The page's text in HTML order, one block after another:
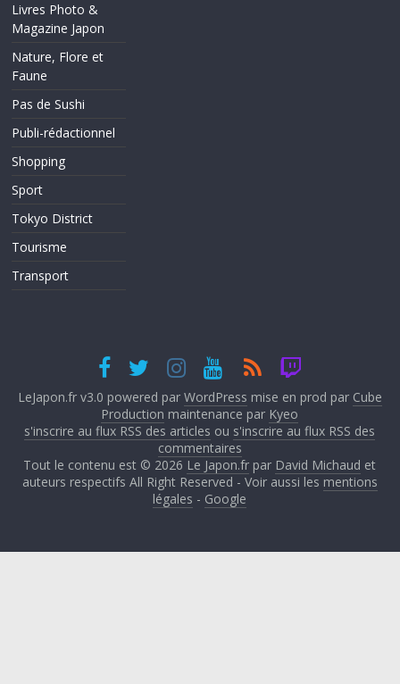
Livres Photo &
Magazine Japon
Nature, Flore et
Faune
Pas de Sushi
Publi-rédactionnel
Shopping
Sport
Tokyo District
Tourisme
Transport
LeJapon.fr v3.0 powered par WordPress mise en prod par Cube
Production maintenance par Kyeo
s'inscrire au flux RSS des articles ou s'inscrire au flux RSS des
commentaires
Tout le contenu est © 2026 Le Japon.fr par David Michaud et
auteurs respectifs All Right Reserved - Voir aussi les mentions
légales - Google